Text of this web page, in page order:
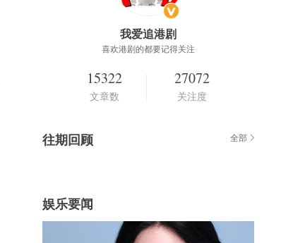
我爱追港剧
喜欢港剧的都要记得关注
15322
文章数
27072
关注度
往期回顾 全部
娱乐要闻